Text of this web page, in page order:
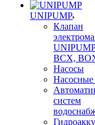
UNIPUMP
Клапан
BCX,
Насосы
Насосные
систем